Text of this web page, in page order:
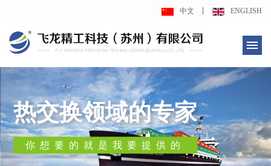
中文 ENGLISH
热交换领域的专家
你想要的就是我要提供的